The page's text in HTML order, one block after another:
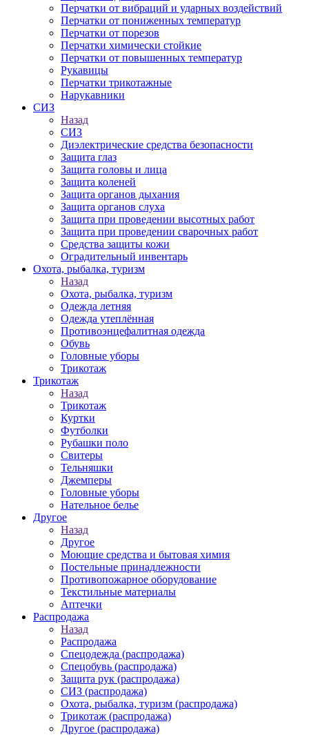
Перчатки от вибраций и ударных воздействий
Перчатки от пониженных температур
Перчатки от порезов
Перчатки химически стойкие
Перчатки от повышенных температур
Рукавицы
Перчатки трикотажные
Нарукавники
СИЗ
Назад
СИЗ
Диэлектрические средства безопасности
Защита глаз
Защита головы и лица
Защита коленей
Защита органов дыхания
Защита органов слуха
Защита при проведении высотных работ
Защита при проведении сварочных работ
Средства защиты кожи
Оградительный инвентарь
Охота, рыбалка, туризм
Назад
Охота, рыбалка, туризм
Одежда летняя
Одежда утеплённая
Противоэнцефалитная одежда
Обувь
Головные уборы
Трикотаж
Трикотаж
Назад
Трикотаж
Куртки
Футболки
Рубашки поло
Свитеры
Тельняшки
Джемперы
Головные уборы
Нательное белье
Другое
Назад
Другое
Моющие средства и бытовая химия
Постельные принадлежности
Противопожарное оборудование
Текстильные материалы
Аптечки
Распродажа
Назад
Распродажа
Спецодежда (распродажа)
Спецобувь (распродажа)
Защита рук (распродажа)
СИЗ (распродажа)
Охота, рыбалка, туризм (распродажа)
Трикотаж (распродажа)
Другое (распродажа)